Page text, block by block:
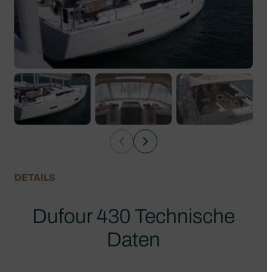
DETAILS
Dufour 430 Technische
Daten